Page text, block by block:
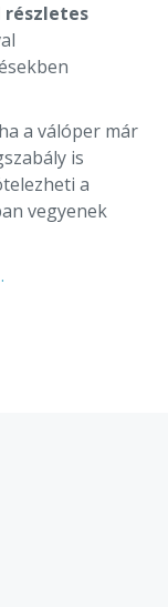
a válóper már
is
a
vegyenek